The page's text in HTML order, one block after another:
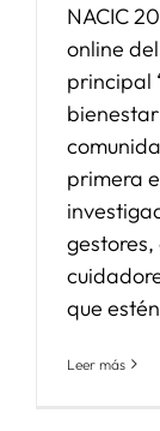
APOYO I+D+I
NOTICIAS
NACIC
online
principal
primera
que
Leer más